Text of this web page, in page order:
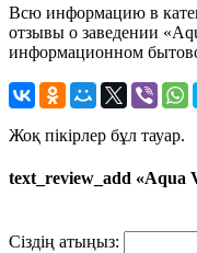
Всю информацию в
отзывы о заведении
информационном
Жоқ пікірлер бұл тауар.
text_review_add «Aqua
Сіздің атыңыз: